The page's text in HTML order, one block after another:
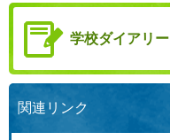
学校ダイアリー
関連リンク